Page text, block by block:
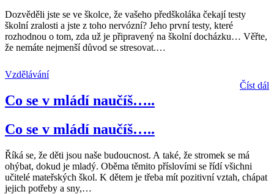
Dozvěděli jste se ve školce, že vašeho předškoláka čekají testy
školní zralosti a jste z toho nervózní? Jeho první testy, které
rozhodnou o tom, zda už je připravený na školní docházku… Věřte,
že nemáte nejmenší důvod se stresovat.…
Vzdělávání
Číst dál
Co se v mládí naučíš…..
Co se v mládí naučíš…..
Říká se, že děti jsou naše budoucnost. A také, že stromek se má
ohýbat, dokud je mladý. Oběma těmito příslovími se řídí všichni
učitelé mateřských škol. K dětem je třeba mít pozitivní vztah, chápat
jejich potřeby a sny,…